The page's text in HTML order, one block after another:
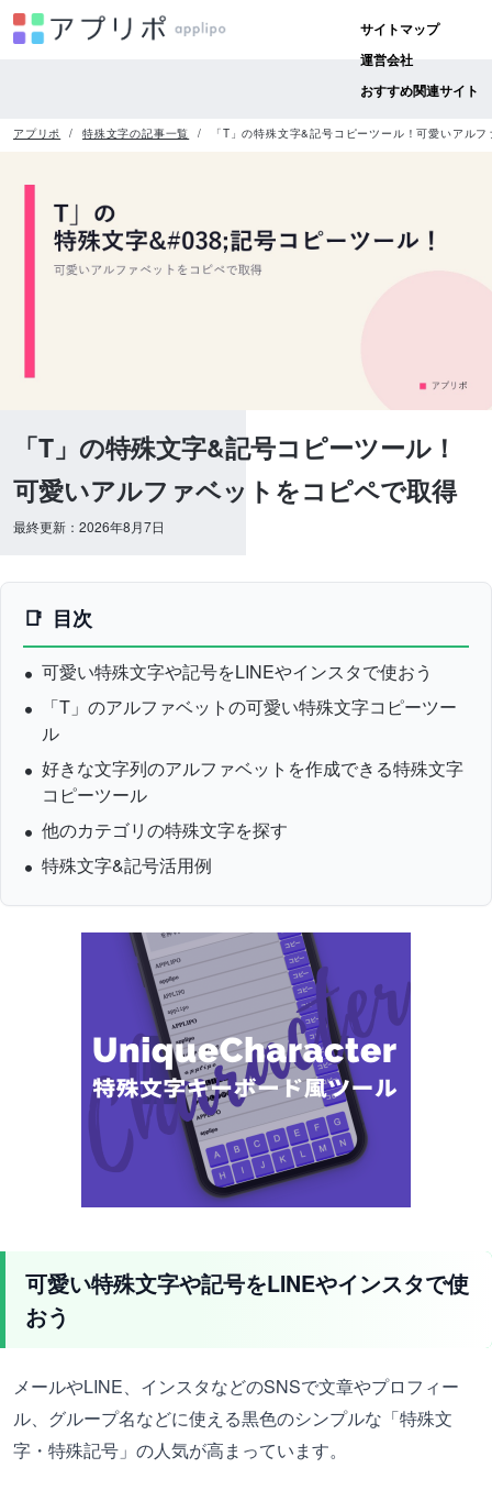
サイトマップ
運営会社
おすすめ関連サイト
アプリポ 特殊文字の記事一覧 「T」の特殊文字&記号コピーツール！可愛いアル
「T」の特殊文字&記号コピーツール！
可愛いアルファベットをコピペで取得
最終更新：2026年8月7日
目次
可愛い特殊文字や記号をLINEやインスタで使おう
「T」のアルファベットの可愛い特殊文字コピーツー
ル
好きな文字列のアルファベットを作成できる特殊文字
コピーツール
他のカテゴリの特殊文字を探す
特殊文字&記号活用例
可愛い特殊文字や記号をLINEやインスタで使
おう
メールやLINE、インスタなどのSNSで文章やプロフィー
ル、グループ名などに使える黒色のシンプルな「特殊文
字・特殊記号」の人気が高まっています。